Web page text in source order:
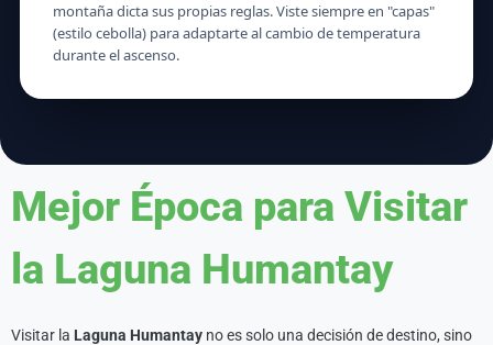
montaña dicta sus propias reglas. Viste siempre en "capas"
(estilo cebolla) para adaptarte al cambio de temperatura
durante el ascenso.
Mejor Época para Visitar
la Laguna Humantay
Visitar la Laguna Humantay no es solo una decisión de destino, sino